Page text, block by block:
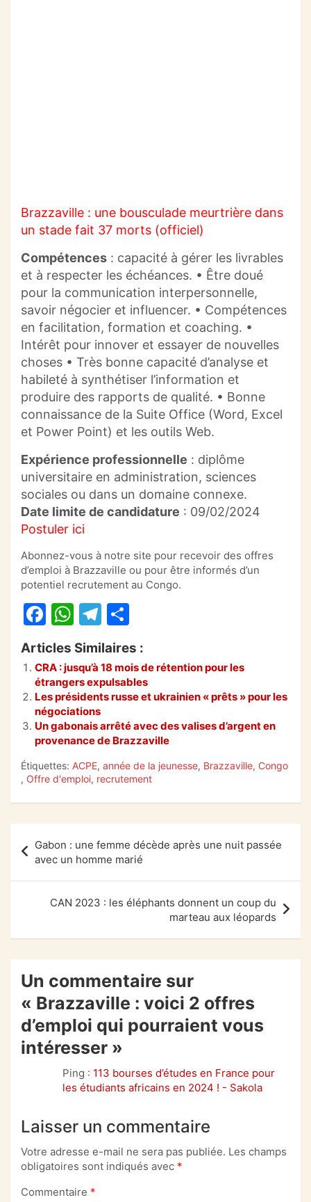
Brazzaville : une bousculade meurtrière dans
un stade fait 37 morts (officiel)
Compétences : capacité à gérer les livrables
et à respecter les échéances. • Être doué
pour la communication interpersonnelle,
savoir négocier et influencer. • Compétences
en facilitation, formation et coaching. •
Intérêt pour innover et essayer de nouvelles
choses • Très bonne capacité d’analyse et
habileté à synthétiser l’information et
produire des rapports de qualité. • Bonne
connaissance de la Suite Office (Word, Excel
et Power Point) et les outils Web.
Expérience professionnelle : diplôme
universitaire en administration, sciences
sociales ou dans un domaine connexe.
Date limite de candidature : 09/02/2024
Postuler ici
Abonnez-vous à notre site pour recevoir des offres
d’emploi à Brazzaville ou pour être informés d’un
potentiel recrutement au Congo.
F
a
c
e
b
o
o
k
W
h
at
s
A
p
p
T
el
e
gr
a
m
ta
g
er
Articles Similaires :
CRA : jusqu’à 18 mois de rétention pour les
étrangers expulsables
Les présidents russe et ukrainien « prêts » pour les
négociations
Un gabonais arrêté avec des valises d’argent en
provenance de Brazzaville
Étiquettes: ACPE, année de la jeunesse, Brazzaville, Congo
, Offre d'emploi, recrutement
de
l’article
Gabon : une femme décède après une nuit passée
avec un homme marié
CAN 2023 : les éléphants donnent un coup du
marteau aux léopards
Un commentaire sur
« Brazzaville : voici 2 offres
d’emploi qui pourraient vous
intéresser »
Ping : 113 bourses d’études en France pour
les étudiants africains en 2024 ! - Sakola
Laisser un commentaire
Votre adresse e-mail ne sera pas publiée. Les champs
obligatoires sont indiqués avec *
Commentaire *